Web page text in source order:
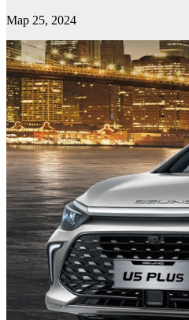
Мар 25, 2024